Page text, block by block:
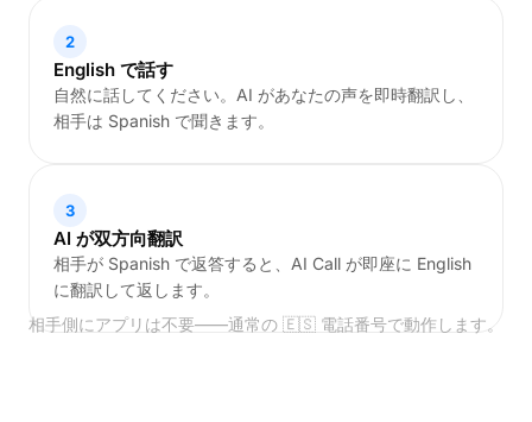
2
English で話す
自然に話してください。AI があなたの声を即時翻訳し、
相手は Spanish で聞きます。
3
AI が双方向翻訳
相手が Spanish で返答すると、AI Call が即座に English
に翻訳して返します。
相手側にアプリは不要——通常の 🇪🇸 電話番号で動作します。